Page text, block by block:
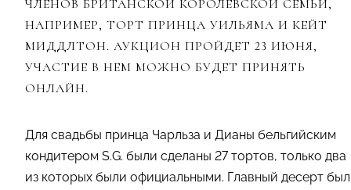
ЧЛЕНОВ БРИТАНСКОЙ КОРОЛЕВСКОЙ СЕМЬИ,
НАПРИМЕР, ТОРТ ПРИНЦА УИЛЬЯМА И КЕЙТ
МИДДЛТОН. АУКЦИОН ПРОЙДЕТ 23 ИЮНЯ,
УЧАСТИЕ В НЕМ МОЖНО БУДЕТ ПРИНЯТЬ
ОНЛАЙН.
Для свадьбы принца Чарльза и Дианы бельгийским
кондитером S.G. были сделаны 27 тортов, только два
из которых были официальными. Главный десерт был